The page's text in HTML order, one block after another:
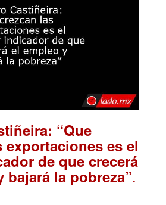
“Que
exportaciones es el
de que crecerá
bajará la pobreza”.